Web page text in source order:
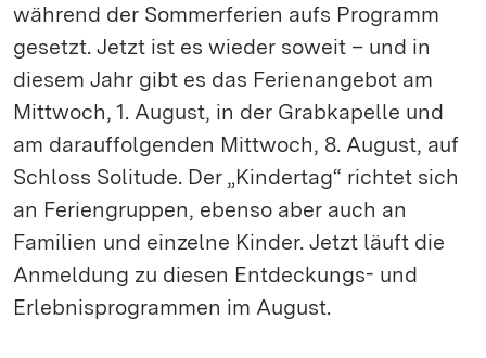
während der Sommerferien aufs Programm
gesetzt. Jetzt ist es wieder soweit – und in
diesem Jahr gibt es das Ferienangebot am
Mittwoch, 1. August, in der Grabkapelle und
am darauffolgenden Mittwoch, 8. August, auf
Schloss Solitude. Der „Kindertag“ richtet sich
an Feriengruppen, ebenso aber auch an
Familien und einzelne Kinder. Jetzt läuft die
Anmeldung zu diesen Entdeckungs- und
Erlebnisprogrammen im August.